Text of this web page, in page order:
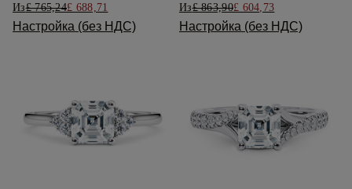
Из£ 765,24£ 688,71
Настройка (без НДС)
Из£ 863,90£ 604,73
Настройка (без НДС)